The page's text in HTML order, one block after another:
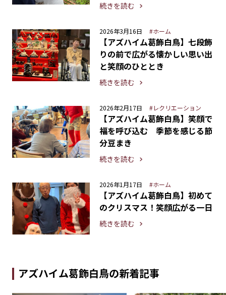
続きを読む
2026年3月16日 #ホーム
【アズハイム葛飾白鳥】七段飾
りの前で広がる懐かしい思い出
と笑顔のひととき
続きを読む
2026年2月17日 #レクリエーション
【アズハイム葛飾白鳥】笑顔で
福を呼び込む 季節を感じる節
分豆まき
続きを読む
2026年1月17日 #ホーム
【アズハイム葛飾白鳥】初めて
のクリスマス！笑顔広がる一日
続きを読む
アズハイム葛飾白鳥の新着記事